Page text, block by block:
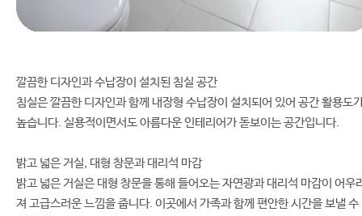
깔끔한 디자인과 수납장이 설치된 침실 공간
침실은 깔끔한 디자인과 함께 내장형 수납장이 설치되어 있어 공간 활용도
높습니다. 실용적이면서도 아름다운 인테리어가 돋보이는 공간입니다.
밝고 넓은 거실, 대형 창문과 대리석 마감
밝고 넓은 거실은 대형 창문을 통해 들어오는 자연광과 대리석 마감이 어우
져 고급스러운 느낌을 줍니다. 이곳에서 가족과 함께 편안한 시간을 보낼 수